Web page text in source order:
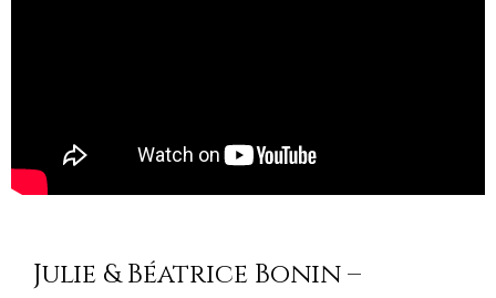
Julie & Béatrice Bonin –